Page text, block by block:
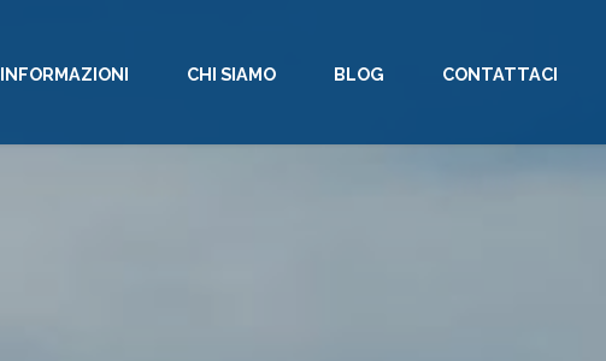
INFORMAZIONI CHI SIAMO BLOG CONTATTACI